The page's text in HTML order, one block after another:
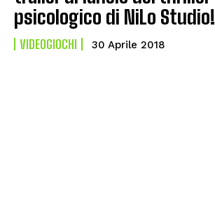
psicologico di NiLo Studio!
VIDEOGIOCHI 30 Aprile 2018